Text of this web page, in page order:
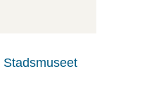
Stadsmuseet